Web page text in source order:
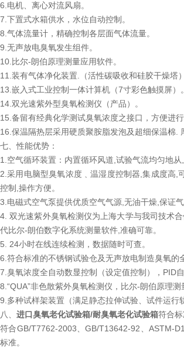
6.电机、离心对流风扇。
7.下置式水箱供水，水位自动控制。
8.气体流量计，精确控制各层面气体流量。
9.无声放电臭氧发生组件。
10.比尔-朗伯原理测量应用软件。
11.装有气体净化装置.（活性碳吸收和硅胶干燥塔）
13.嵌入式工业控制一体计算机（7寸彩色触摸屏）。
14.双光速紫外型臭氧检测仪（产品）。
15.备留有经典化学测试臭氧浓度之接口，方便进行
16.保温隔热层采用硬质聚胺脂发泡及超细保温棉.
七、性能优势：
1.空气循环装置：内置循环风道,试验气流均匀地
2.采用电脑型臭氧浓度﹑温湿度控制器,集成度
控制,操作方便。
3.电磁式空气泵提供优质空气气源,无油干燥,保证
4. 双光速紫外臭氧检测仪为上海大学与我司技术
代比尔-朗伯数字化系统测量软件,准确可靠。
5. 24小时在线连续检测，数据随时可查。
6.符合标准的不锈钢试验仓及无声放电制造臭氧
7.臭氧浓度全自动数显控制（设定值控制），PID
8.“QUA”非色散紫外臭氧检测仪，比尔-朗伯原理
9.多种试样架装置（满足静态拉伸试验、试件运
八、 进口臭氧老化试验箱/耐臭氧老化试验箱符合标
符合GB/T7762-2003、GB/T13642-92、ASTM-
标准。